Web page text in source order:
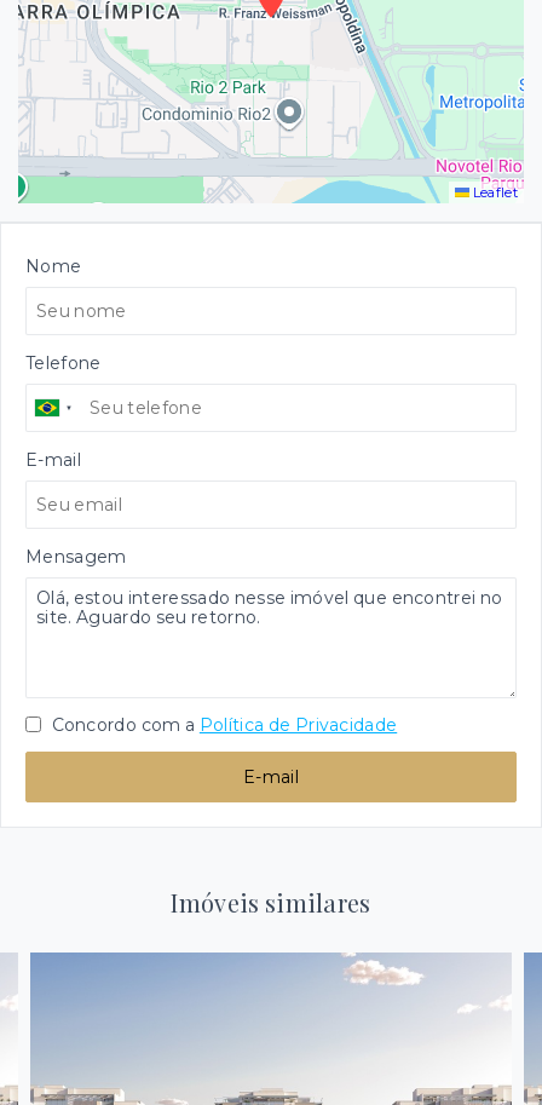
Leaflet
Nome
Telefone
E-mail
Mensagem
Concordo com a Política de Privacidade
E-mail
Imóveis similares